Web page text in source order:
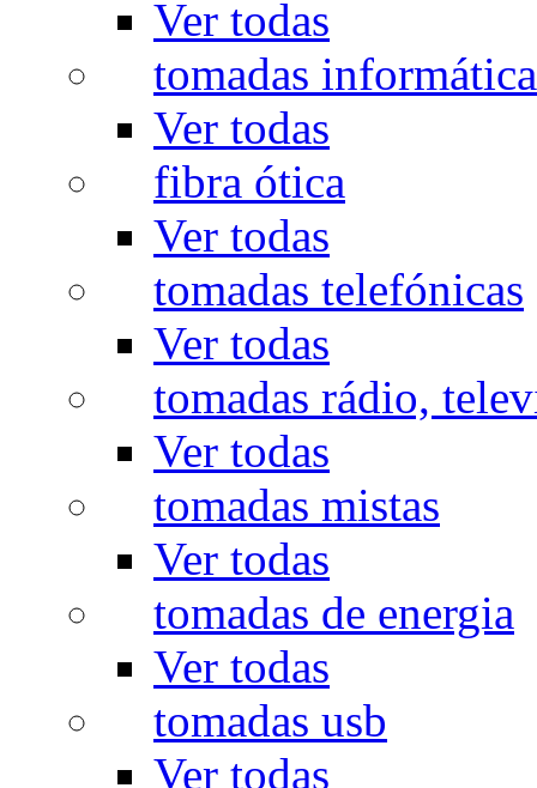
Ver todas
tomadas
Ver todas
fibra ótica
Ver todas
tomadas telefónicas
Ver todas
tomadas rádio,
Ver todas
tomadas mistas
Ver todas
tomadas de energia
Ver todas
tomadas usb
Ver todas